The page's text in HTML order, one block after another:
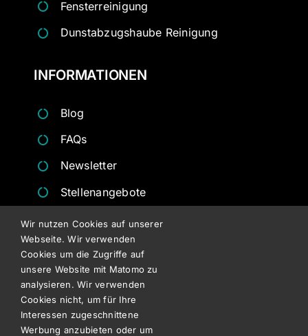
Fensterreinigung
Dunstabzugshaube Reinigung
INFORMATIONEN
Blog
FAQs
Newsletter
Stellenangebote
Angebote
Besichtigungsformulare
RECHTLICHES
Datenschutz
Wir nutzen Cookies auf unserer
Webseite. Wir verwenden
Cookies um die Zugriffe auf
unsere Website mit Matomo zu
analysieren. Wir verwenden
Cookies nicht, um für Ihre
Interessen zugeschnittene
Werbung anzubieten oder um